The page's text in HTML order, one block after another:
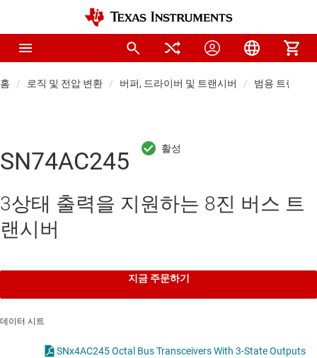
홈 로직 및 전압 변환 버퍼, 드라이버 및 트랜시버 범용 트랜시버
SN74AC245
3상태 출력을 지원하는 8진 버스 트
랜시버
지금 주문하기
데이터 시트
SNx4AC245 Octal Bus Transceivers With 3-State Outputs